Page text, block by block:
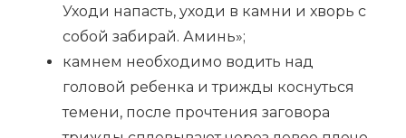
Уходи напасть, уходи в камни и хворь с
собой забирай. Аминь»;
камнем необходимо водить над
головой ребенка и трижды коснуться
темени, после прочтения заговора